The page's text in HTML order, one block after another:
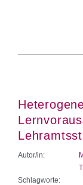
Autor/in:
Schlagworte: